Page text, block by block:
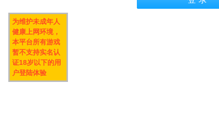
为维护未成年人
健康上网环境，
本平台所有游戏
暂不支持实名认
证18岁以下的用
户登陆体验